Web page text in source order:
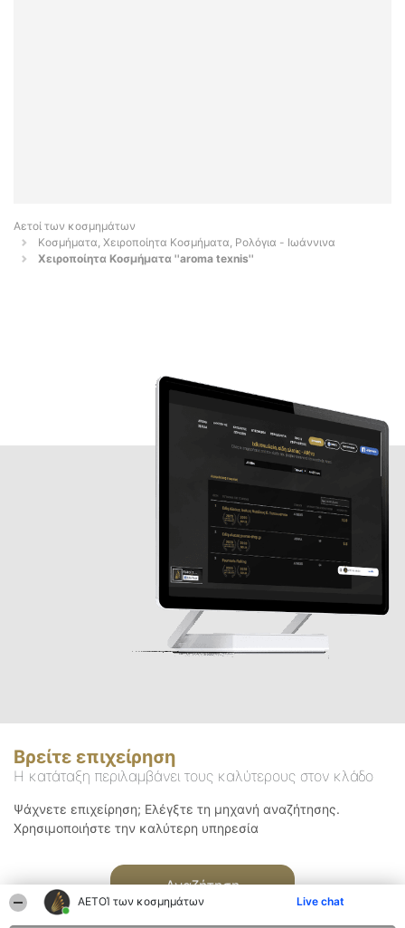
ΑΕΤΟΊ των κοσμημάτων Live chat
Αετοί των κοσμημάτων
Κοσμήματα, Χειροποίητα Κοσμήματα, Ρολόγια - Ιωάννινα
Χειροποίητα Κοσμήματα ''aroma texnis''
Βρείτε επιχείρηση
Η κατάταξη περιλαμβάνει τους καλύτερους στον κλάδο
Ψάχνετε επιχείρηση; Ελέγξτε τη μηχανή αναζήτησης.
Χρησιμοποιήστε την καλύτερη υπηρεσία
Αναζήτηση